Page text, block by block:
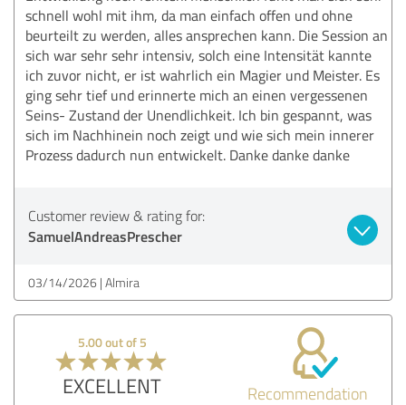
schnell wohl mit ihm, da man einfach offen und ohne
beurteilt zu werden, alles ansprechen kann. Die Session an
sich war sehr sehr intensiv, solch eine Intensität kannte
ich zuvor nicht, er ist wahrlich ein Magier und Meister. Es
ging sehr tief und erinnerte mich an einen vergessenen
Seins- Zustand der Unendlichkeit. Ich bin gespannt, was
sich im Nachhinein noch zeigt und wie sich mein innerer
Prozess dadurch nun entwickelt. Danke danke danke
Customer review & rating for:
SamuelAndreasPrescher
03/14/2026 Almira
5.00 out of 5
EXCELLENT Recommendation